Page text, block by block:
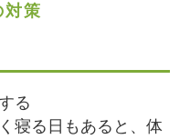
対策
る
寝る日もあると、体